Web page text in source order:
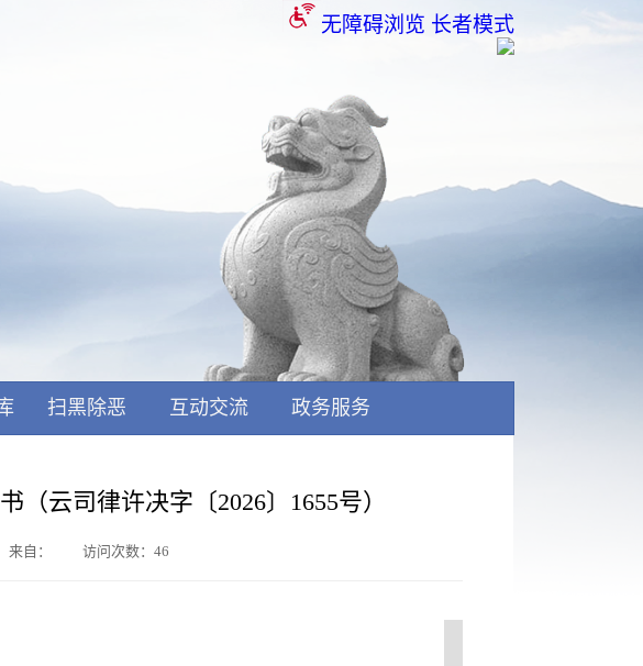
无障碍浏览 长者模式
扫黑除恶 互动交流 政务服务
云司律许决字〔2026〕1655号）
来自： 访问次数： 46